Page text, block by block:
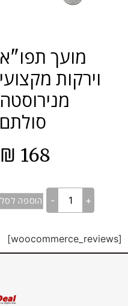
מועך תפו"א
וירקות מקצועי
מנירוסטה
סולתם
168
₪
+
- הוספה לסל
[woocommerce_reviews]